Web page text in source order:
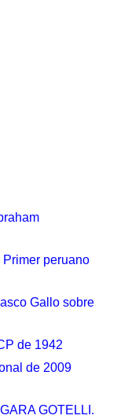
peruano
Gallo sobre
de 1942
de 2009
GOTELLI.